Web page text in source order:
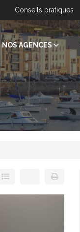
Conseils pratiques
NOS AGENCES